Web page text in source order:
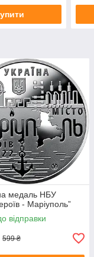
медаль НБУ
- Маріуполь”
відправки
599 ₴